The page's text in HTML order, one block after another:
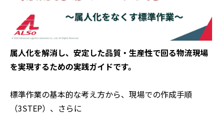
属人化を解消し、安定した品質・生産性で回る物流現場
を実現するための実践ガイドです。
標準作業の基本的な考え方から、現場での作成手順
（3STEP）、さらに